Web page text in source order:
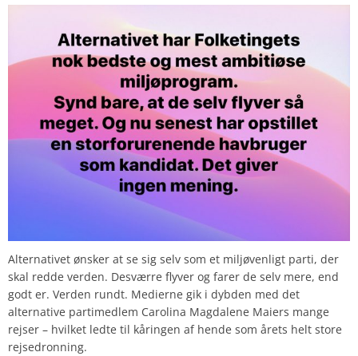
Alternativet ønsker at se sig selv som et miljøvenligt parti, der
skal redde verden. Desværre flyver og farer de selv mere, end
godt er. Verden rundt. Medierne gik i dybden med det
alternative partimedlem Carolina Magdalene Maiers mange
rejser – hvilket ledte til kåringen af hende som årets helt store
rejsedronning.